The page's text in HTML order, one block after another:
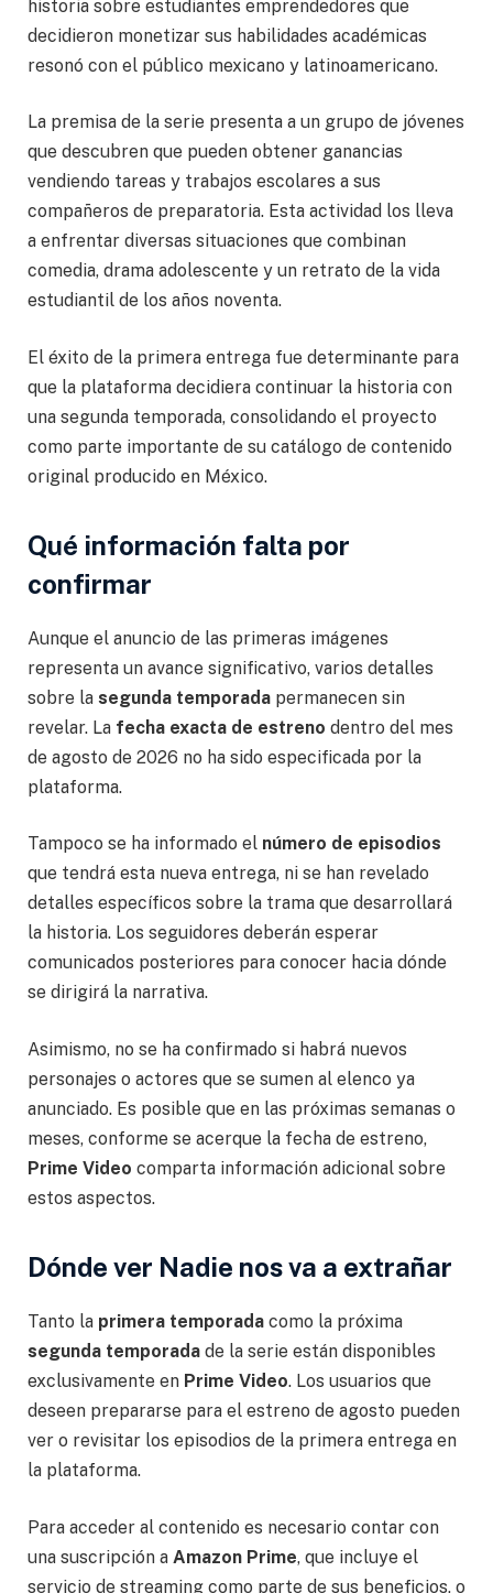
historia sobre estudiantes emprendedores que
decidieron monetizar sus habilidades académicas
resonó con el público mexicano y latinoamericano.
La premisa de la serie presenta a un grupo de jóvenes
que descubren que pueden obtener ganancias
vendiendo tareas y trabajos escolares a sus
compañeros de preparatoria. Esta actividad los lleva
a enfrentar diversas situaciones que combinan
comedia, drama adolescente y un retrato de la vida
estudiantil de los años noventa.
El éxito de la primera entrega fue determinante para
que la plataforma decidiera continuar la historia con
una segunda temporada, consolidando el proyecto
como parte importante de su catálogo de contenido
original producido en México.
Qué información falta por
confirmar
Aunque el anuncio de las primeras imágenes
representa un avance significativo, varios detalles
sobre la segunda temporada permanecen sin
revelar. La fecha exacta de estreno dentro del mes
de agosto de 2026 no ha sido especificada por la
plataforma.
Tampoco se ha informado el número de episodios
que tendrá esta nueva entrega, ni se han revelado
detalles específicos sobre la trama que desarrollará
la historia. Los seguidores deberán esperar
comunicados posteriores para conocer hacia dónde
se dirigirá la narrativa.
Asimismo, no se ha confirmado si habrá nuevos
personajes o actores que se sumen al elenco ya
anunciado. Es posible que en las próximas semanas o
meses, conforme se acerque la fecha de estreno,
Prime Video comparta información adicional sobre
estos aspectos.
Dónde ver Nadie nos va a extrañar
Tanto la primera temporada como la próxima
segunda temporada de la serie están disponibles
exclusivamente en Prime Video. Los usuarios que
deseen prepararse para el estreno de agosto pueden
ver o revisitar los episodios de la primera entrega en
la plataforma.
Para acceder al contenido es necesario contar con
una suscripción a Amazon Prime, que incluye el
servicio de streaming como parte de sus beneficios, o